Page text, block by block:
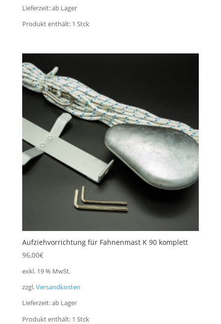
Lieferzeit:ab Lager
Produkt enthält: 1 Stck
Aufziehvorrichtung für Fahnenmast K 90 komplett
96,00€
exkl. 19 % MwSt.
zzgl.Versandkosten
Lieferzeit:ab Lager
Produkt enthält: 1 Stck